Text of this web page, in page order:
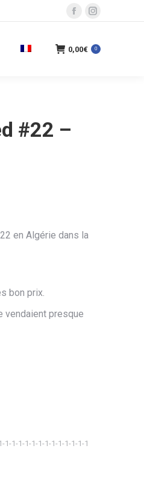
La
Facebook
La
Instagram
0,00€ 0
#22 –
en Algérie dans la
bon prix.
vendaient presque
1-1-1-1-1-1-1-1-1-1-1-1-1